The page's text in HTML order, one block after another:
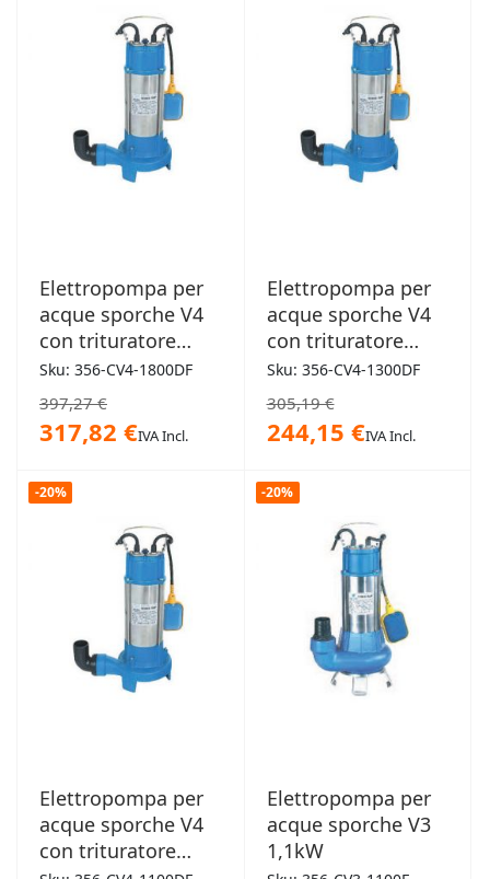
Elettropompa per
acque sporche V4
con trituratore
1,8kW
Sku: 356-CV4-1800DF
397,27 €
317,82 €IVA Incl.
Elettropompa per
acque sporche V4
con trituratore
1,3kW
Sku: 356-CV4-1300DF
305,19 €
244,15 €IVA Incl.
-20%
Elettropompa per
acque sporche V4
con trituratore
-20%
Elettropompa per
acque sporche V3
1,1kW